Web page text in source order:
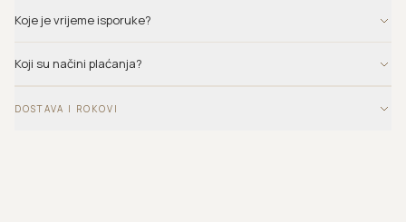
Koje je vrijeme isporuke?
Koji su načini plaćanja?
DOSTAVA I ROKOVI